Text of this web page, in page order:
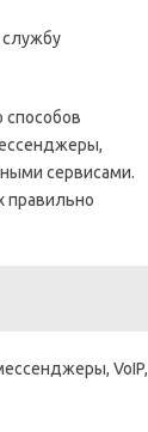
способов
сервисами.
правильно
VoIP,